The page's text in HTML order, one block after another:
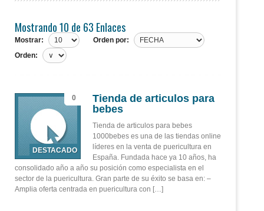
Mostrando 10 de 63 Enlaces
Mostrar:
Orden por:
Orden:
0
Tienda de articulos para
bebes
Tienda de articulos para bebes
1000bebes es una de las tiendas online
líderes en la venta de puericultura en
España. Fundada hace ya 10 años, ha
consolidado año a año su posición como especialista en el
sector de la puericultura. Gran parte de su éxito se basa en: –
Amplia oferta centrada en puericultura con […]